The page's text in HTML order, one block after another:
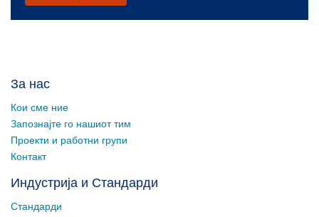
За нас
Кои сме ние
Запознајте го нашиот тим
Проекти и работни групи
Контакт
Индустрија и Стандарди
Стандарди